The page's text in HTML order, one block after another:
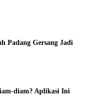
Padang Gersang Jadi
diam? Aplikasi Ini